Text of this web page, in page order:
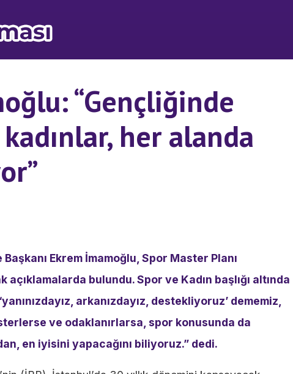
“Gençliğinde
her alanda
Ekrem İmamoğlu, Spor Master Planı
açıklamalarda bulundu. Spor ve Kadın başlığı altında
arkanızdayız, destekliyoruz’ dememiz,
ve odaklanırlarsa, spor konusunda da
en iyisini yapacağını biliyoruz.” dedi.